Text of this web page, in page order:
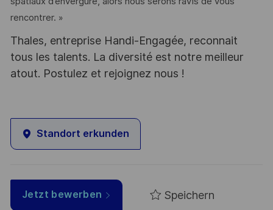
rencontrer. »
Thales, entreprise Handi-Engagée, reconnait
tous les talents. La diversité est notre meilleur
atout. Postulez et rejoignez nous !
Standort erkunden
Jetzt bewerben Speichern